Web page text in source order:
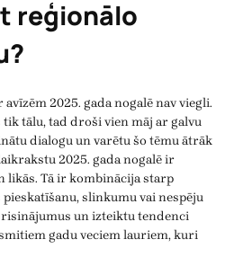
reģionālo
2025. gada nogalē nav viegli.
tik tālu, tad droši vien māj ar galvu
dialogu un varētu šo tēmu ātrāk
2025. gada nogalē ir
likās. Tā ir kombinācija starp
slinkumu vai nespēju
un izteiktu tendenci
gadu veciem lauriem, kuri